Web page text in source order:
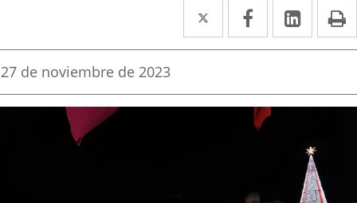
Twitter
Enlace
a
aplicación
externa.
Facebook
Enlace
a
aplicación
externa.
Enlace
a
Fecha
la
27 de noviembre de 2023